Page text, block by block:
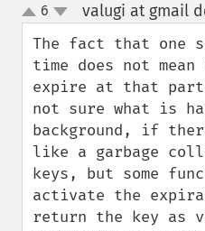
up
down
6 valugi at gmail
The fact that one
time does not
expire at that
not sure what is
background, if
like a garbage
keys, but some
activate the
return the key as